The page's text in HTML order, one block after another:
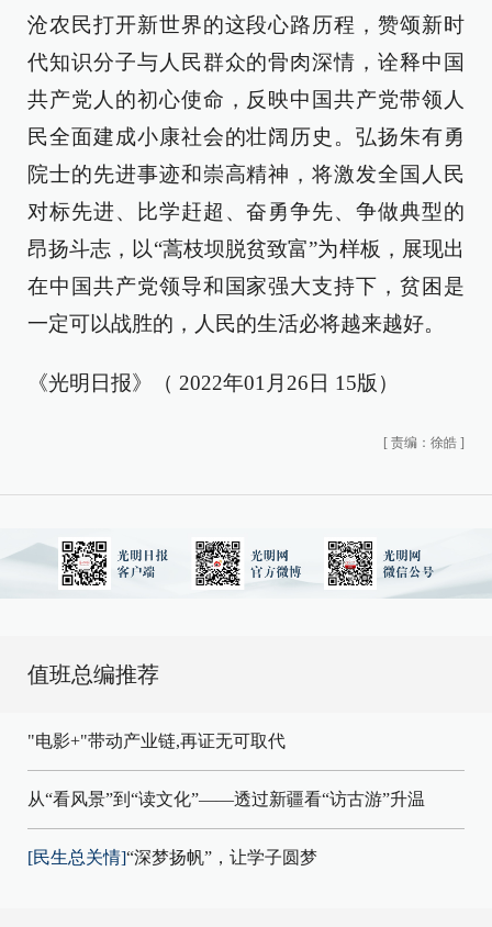
沧农民打开新世界的这段心路历程，赞颂新时
代知识分子与人民群众的骨肉深情，诠释中国
共产党人的初心使命，反映中国共产党带领人
民全面建成小康社会的壮阔历史。弘扬朱有勇
院士的先进事迹和崇高精神，将激发全国人民
对标先进、比学赶超、奋勇争先、争做典型的
昂扬斗志，以“蒿枝坝脱贫致富”为样板，展现出
在中国共产党领导和国家强大支持下，贫困是
一定可以战胜的，人民的生活必将越来越好。
《光明日报》（ 2022年01月26日 15版）
[ 责编：徐皓 ]
值班总编推荐
"电影+"带动产业链,再证无可取代
从“看风景”到“读文化”——透过新疆看“访古游”升温
[民生总关情]“深梦扬帆”，让学子圆梦